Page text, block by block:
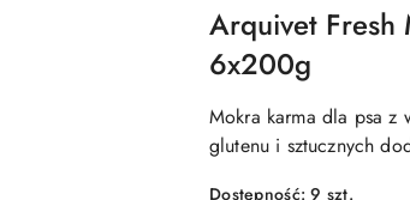
Arquivet Fresh
6x200g
Mokra karma dla psa z
glutenu i sztucznych
Dostępność:9 szt.